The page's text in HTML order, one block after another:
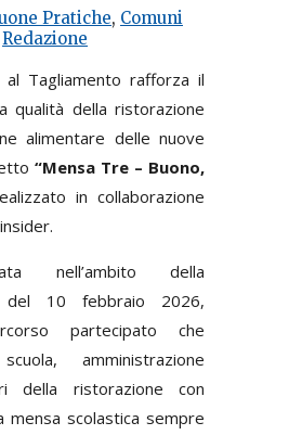
Pratiche, Comuni
Redazione
Tagliamento rafforza il
qualità della ristorazione
alimentare delle nuove
“Mensa Tre – Buono,
in collaborazione
nell’ambito della
del 10 febbraio 2026,
partecipato che
amministrazione
della ristorazione con
mensa scolastica sempre